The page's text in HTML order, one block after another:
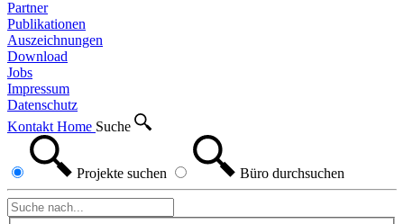
Partner
Publikationen
Auszeichnungen
Download
Jobs
Impressum
Datenschutz
Kontakt Home Suche
Projekte suchen Büro durchsuchen